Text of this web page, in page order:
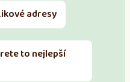
adresy
to nejlepší